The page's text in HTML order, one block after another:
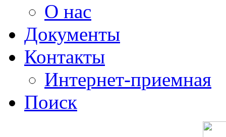
О нас
Документы
Контакты
Интернет-приемная
Поиск